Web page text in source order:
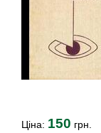
Ціна: 150 грн.